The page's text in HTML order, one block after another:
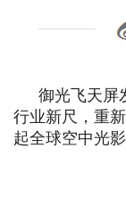
御光飞天屏
行业新尺，重
起全球空中光